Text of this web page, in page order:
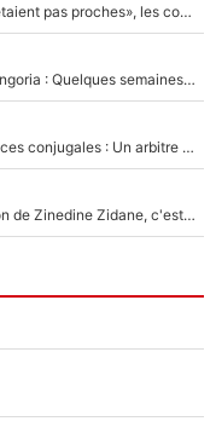
Zinédine Zidane et Didier Deschamps : «Ils n’étaient pas proches», les confidences d’un membre de l’équipe de France 1998 sur leur relation spéciale
Medhi Benatia s'est «senti trahi» par Pablo Longoria : Quelques semaines après son départ, l'ancien directeur de football de l'OM règle ses comptes
Des terrains de Ligue 1 au tribunal pour violences conjugales : Un arbitre français encourt une peine de 18 mois de prison !
Equipe de France : 10 jours après la nomination de Zinedine Zidane, c'est au tour de son fils de prendre un nouveau départ !